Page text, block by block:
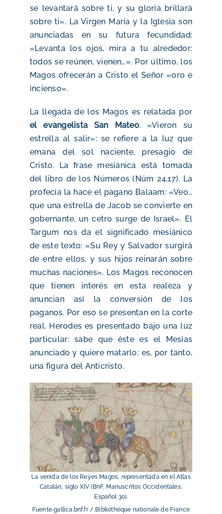
se levantará sobre ti, y su gloria brillará
sobre ti». La Virgen María y la Iglesia son
anunciadas en su futura fecundidad:
«Levanta los ojos, mira a tu alrededor:
todos se reúnen, vienen…». Por último, los
Magos ofrecerán a Cristo el Señor «oro e
incienso».
La llegada de los Magos es relatada por
el evangelista San Mateo. «Vieron su
estrella al salir»: se refiere a la luz que
emana del sol naciente, presagio de
Cristo. La frase mesiánica está tomada
del libro de los Números (Núm 24,17). La
profecía la hace el pagano Balaam: «Veo…
que una estrella de Jacob se convierte en
gobernante, un cetro surge de Israel». El
Targum nos da el significado mesiánico
de este texto: «Su Rey y Salvador surgirá
de entre ellos, y sus hijos reinarán sobre
muchas naciones». Los Magos reconocen
que tienen interés en esta realeza y
anuncian así la conversión de los
paganos. Por eso se presentan en la corte
real. Herodes es presentado bajo una luz
particular: sabe que éste es el Mesías
anunciado y quiere matarlo; es, por tanto,
una figura del Anticristo.
La venida de los Reyes Magos, representada en el Atlas
Catalán, siglo XIV (BnF, Manuscritos Occidentales,
Español 30).
Fuente gallica.bnf.fr / Bibliothèque nationale de France